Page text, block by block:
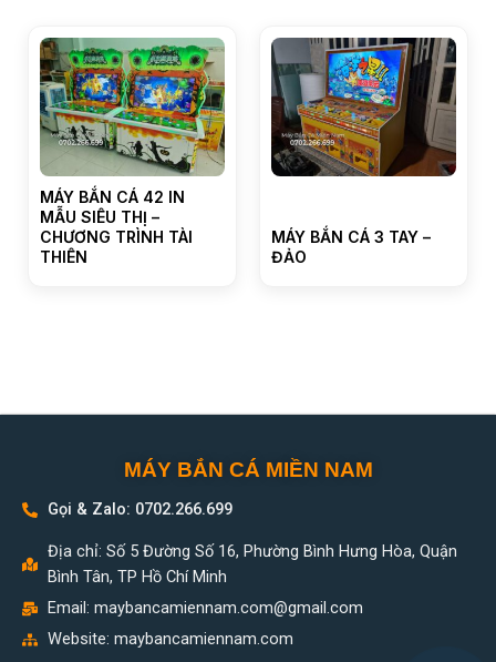
MÁY BẮN CÁ 42 IN
MẪU SIÊU THỊ –
CHƯƠNG TRÌNH TÀI
THIÊN
MÁY BẮN CÁ 3 TAY –
ĐẢO
MÁY BẮN CÁ MIỀN NAM
Gọi & Zalo: 0702.266.699
Địa chỉ: Số 5 Đường Số 16, Phường Bình Hưng Hòa, Quận
Bình Tân, TP Hồ Chí Minh
Email: maybancamiennam.com@gmail.com
Website: maybancamiennam.com